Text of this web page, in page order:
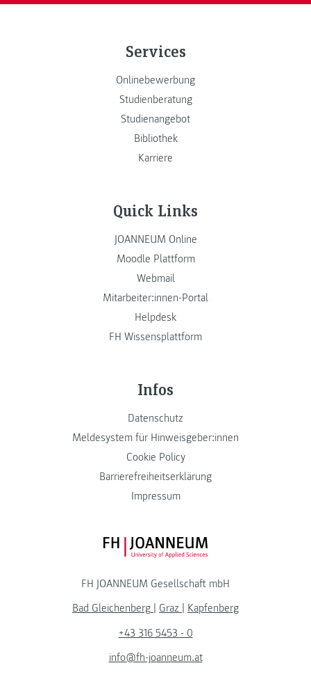
Services
Onlinebewerbung
Studienberatung
Studienangebot
Bibliothek
Karriere
Quick Links
JOANNEUM Online
Moodle Plattform
Webmail
Mitarbeiter:innen-Portal
Helpdesk
FH Wissensplattform
Infos
Datenschutz
Meldesystem für Hinweisgeber:innen
Cookie Policy
Barrierefreiheitserklärung
Impressum
FH JOANNEUM Logo
FH JOANNEUM Gesellschaft mbH
Bad Gleichenberg
Graz
Kapfenberg
+43 316 5453 - 0
info@fh-joanneum.at